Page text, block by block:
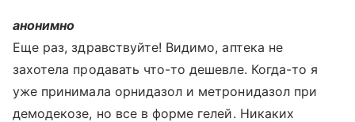
анонимно
Еще раз, здравствуйте! Видимо, аптека не
захотела продавать что-то дешевле. Когда-то я
уже принимала орнидазол и метронидазол при
демодекозе, но все в форме гелей. Никаких